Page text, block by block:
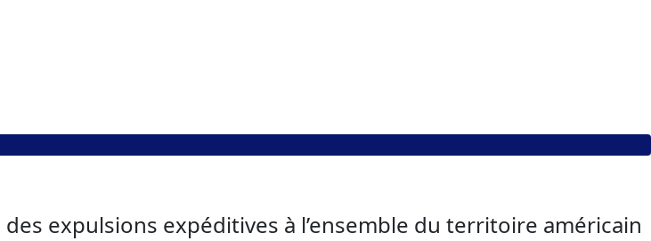
expulsions expéditives à l’ensemble du territoire américain